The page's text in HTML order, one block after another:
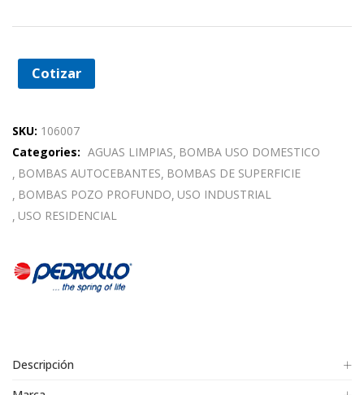
Cotizar
SKU: 106007
Categories: AGUAS LIMPIAS BOMBA USO DOMESTICO
BOMBAS AUTOCEBANTES BOMBAS DE SUPERFICIE
BOMBAS POZO PROFUNDO USO INDUSTRIAL
USO RESIDENCIAL
Descripción